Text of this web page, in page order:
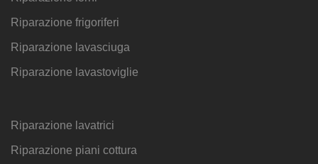
Riparazione frigoriferi
Riparazione lavasciuga
Riparazione lavastoviglie
Riparazione lavatrici
Riparazione piani cottura